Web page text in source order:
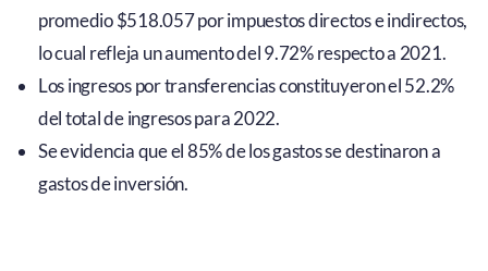
promedio $518.057 por impuestos directos e indirectos,
lo cual refleja un aumento del 9.72% respecto a 2021.
Los ingresos por transferencias constituyeron el 52.2%
del total de ingresos para 2022.
Se evidencia que el 85% de los gastos se destinaron a
gastos de inversión.